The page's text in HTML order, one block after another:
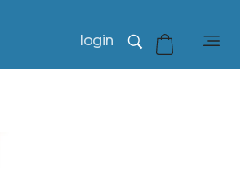
login